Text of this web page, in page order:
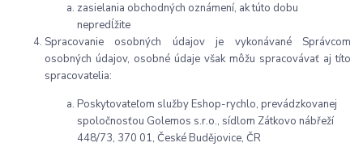
zasielania obchodných oznámení, ak túto dobu
nepredĺžite
Spracovanie osobných údajov je vykonávané Správcom
osobných údajov, osobné údaje však môžu spracovávať aj títo
spracovatelia:
Poskytovateľom služby Eshop-rychlo, prevádzkovanej
spoločnosťou Golemos s.r.o., sídlom Zátkovo nábřeží
448/73, 370 01, České Budějovice, ČR